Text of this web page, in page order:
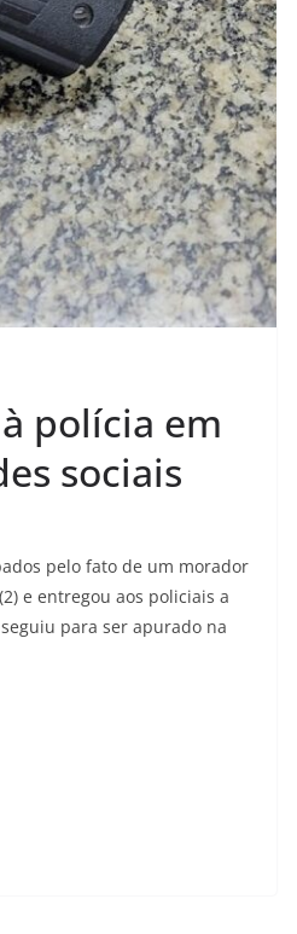
polícia em
sociais
pelo fato de um morador
e entregou aos policiais a
para ser apurado na